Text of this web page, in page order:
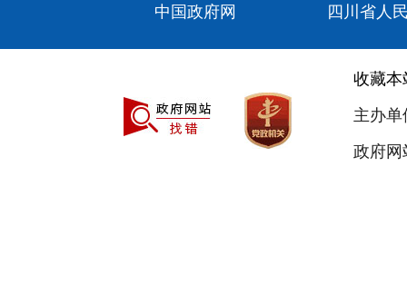
中国政府网 四川省人
收藏本
主办
政府网